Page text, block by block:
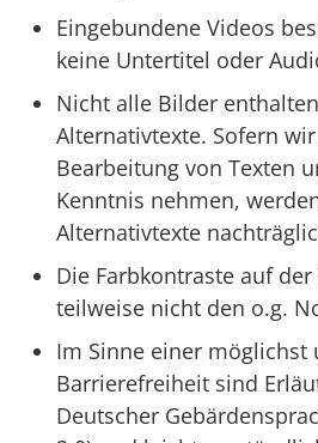
Eingebundene Videos
keine Untertitel oder
Nicht alle Bilder
Alternativtexte. Sofern
Bearbeitung von Texten
Kenntnis nehmen,
Alternativtexte
Die Farbkontraste auf
teilweise nicht den o.g.
Im Sinne einer möglichst
Barrierefreiheit sind
Deutscher